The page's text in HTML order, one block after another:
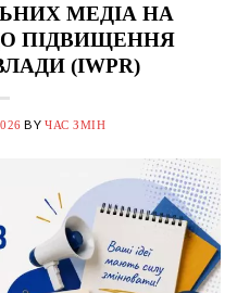
МЕДІА НА
ПІДВИЩЕННЯ
(IWPR)
BY ЧАС ЗМІН